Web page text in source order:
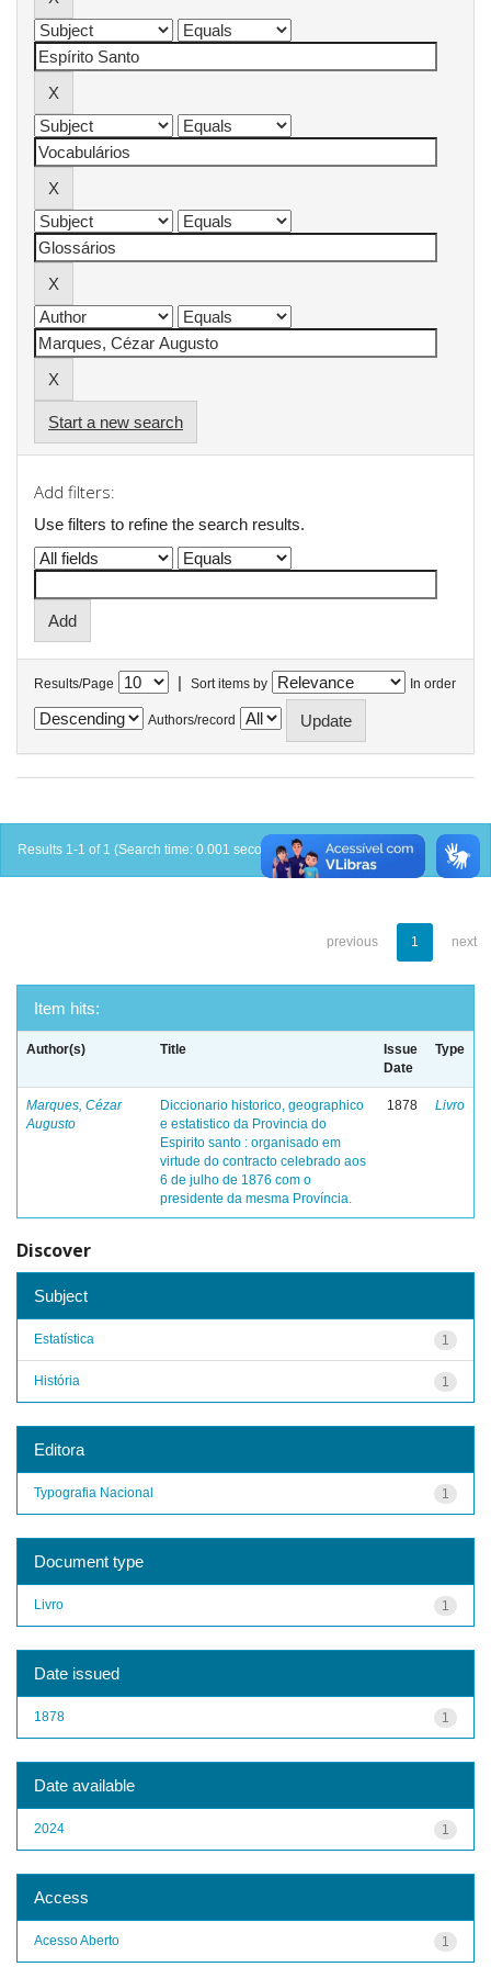
Start a new search
Add filters:
Use filters to refine the search results.
Results/Page | Sort items by In order
Authors/record
Results 1-1 of 1 (Search time: 0.001 seconds).
previous 1 next
Item hits:
Author(s) Title
Issue
Date
Type
Marques, Cézar
Augusto
Diccionario historico, geographico
e estatistico da Provincia do
Espirito santo : organisado em
virtude do contracto celebrado aos
6 de julho de 1876 com o
presidente da mesma Província.
1878 Livro
Discover
Subject
1
Estatística
1
História
Editora
1
Typografia Nacional
Document type
1
Livro
Date issued
1
1878
Date available
1
2024
Access
1
Acesso Aberto